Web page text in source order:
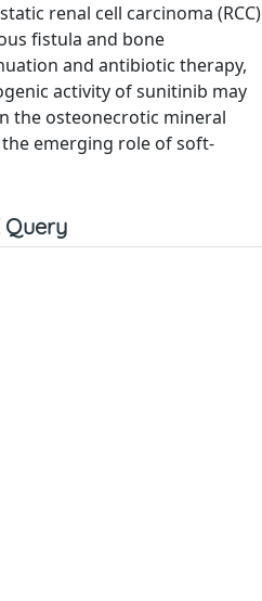
renal cell carcinoma (RCC)
fistula and bone
and antibiotic therapy,
activity of sunitinib may
the osteonecrotic mineral
emerging role of soft-